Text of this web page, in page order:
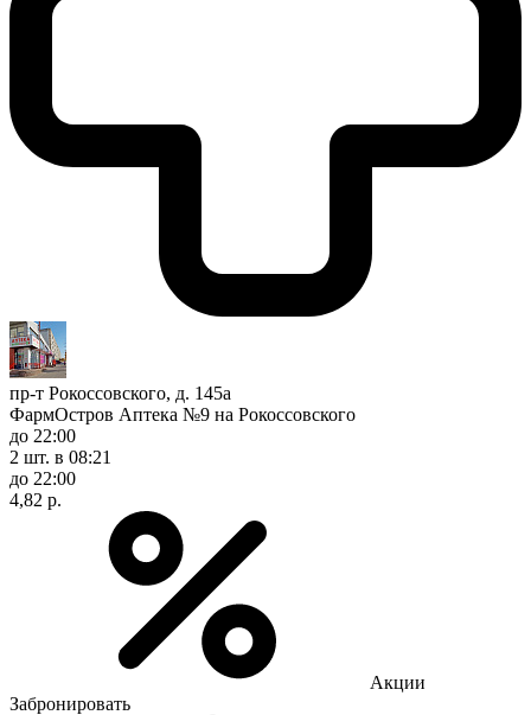
пр-т Рокоссовского, д. 145а
ФармОстров Аптека №9 на Рокоссовского
до 22:00
2 шт. в 08:21
до 22:00
4,82 р.
Акции
Забронировать